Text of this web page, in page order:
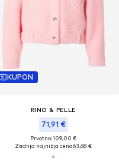
KUPON
RINO & PELLE
71,91 €
Prvotno: 109,00 €
Zadnja najnižja cena63,68 €